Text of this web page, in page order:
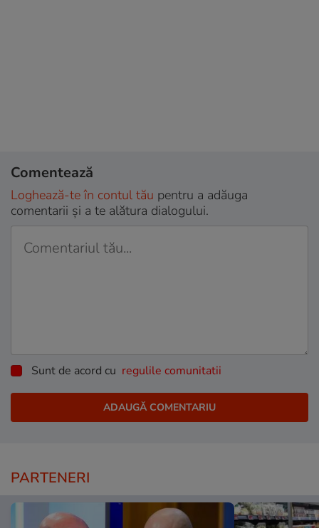
Comentează
Loghează-te în contul tău pentru a adăuga
comentarii și a te alătura dialogului.
Sunt de acord cu regulile comunitatii
PARTENERI